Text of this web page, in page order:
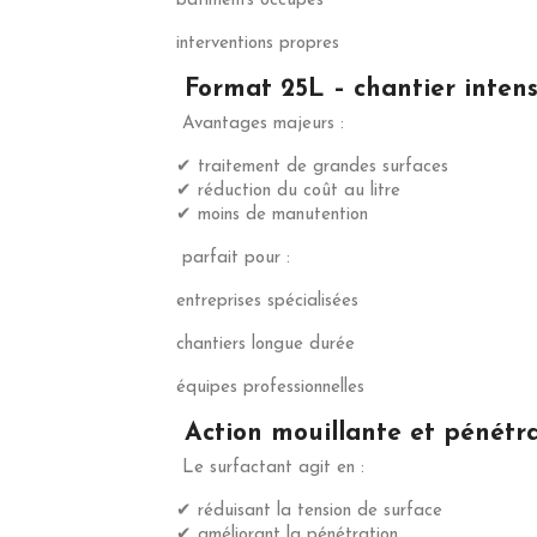
interventions propres
Format 25L – chantier
Avantages majeurs :
✔ traitement de grandes surfaces
✔ réduction du coût au litre
✔ moins de manutention
parfait pour :
entreprises spécialisées
chantiers longue durée
équipes professionnelles
Action mouillante et
Le surfactant agit en :
✔ réduisant la tension de surface